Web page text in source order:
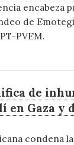
encabeza
de
PVEM.
de
en Gaza y
condena